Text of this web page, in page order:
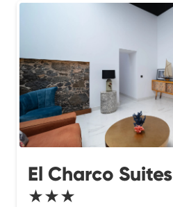
El Charco Suites
★★★